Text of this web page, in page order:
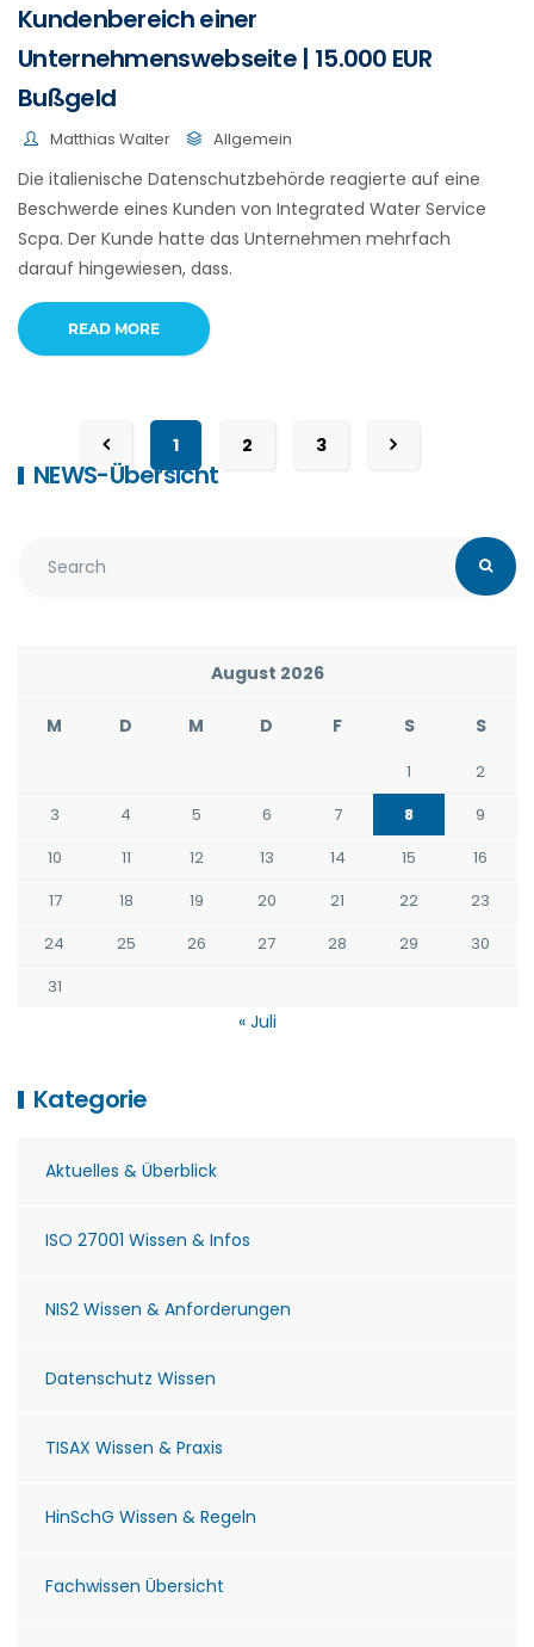
Kundenbereich einer
Unternehmenswebseite | 15.000 EUR
Bußgeld
Matthias Walter Allgemein
Die italienische Datenschutzbehörde reagierte auf eine
Beschwerde eines Kunden von Integrated Water Service
Scpa. Der Kunde hatte das Unternehmen mehrfach
darauf hingewiesen, dass.
READ MORE
1 2 3
NEWS-Übersicht
August 2026
M D M D F S S
1
2
3
4 5 6 7 8
9
10
11 12 13 14 15
16
17
18 19 20 21 22
23
24
25 26 27 28 29
30
31
« Juli
Kategorie
Aktuelles & Überblick
ISO 27001 Wissen & Infos
NIS2 Wissen & Anforderungen
Datenschutz Wissen
TISAX Wissen & Praxis
HinSchG Wissen & Regeln
Fachwissen Übersicht